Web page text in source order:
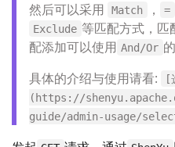
然后可以采用
Match ， =
Exclude 等匹配方式，匹
配添加可以使用 And/Or
具体的介绍与使用请看:
[
(https://
guide/admin-usage/